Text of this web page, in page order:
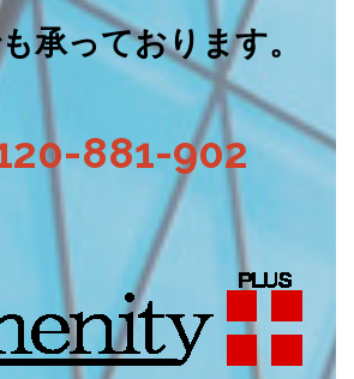
承っております。
881-902